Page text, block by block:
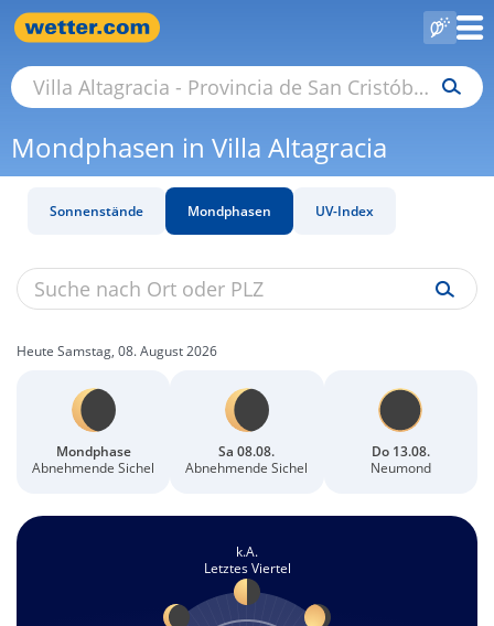
Mondphasen in Villa Altagracia
Sonnenstände Mondphasen UV-Index
Heute Samstag, 08. August 2026
Mondphase
Abnehmende Sichel
Sa 08.08.
Abnehmende Sichel
Do 13.08.
Neumond
k.A.
Letztes Viertel